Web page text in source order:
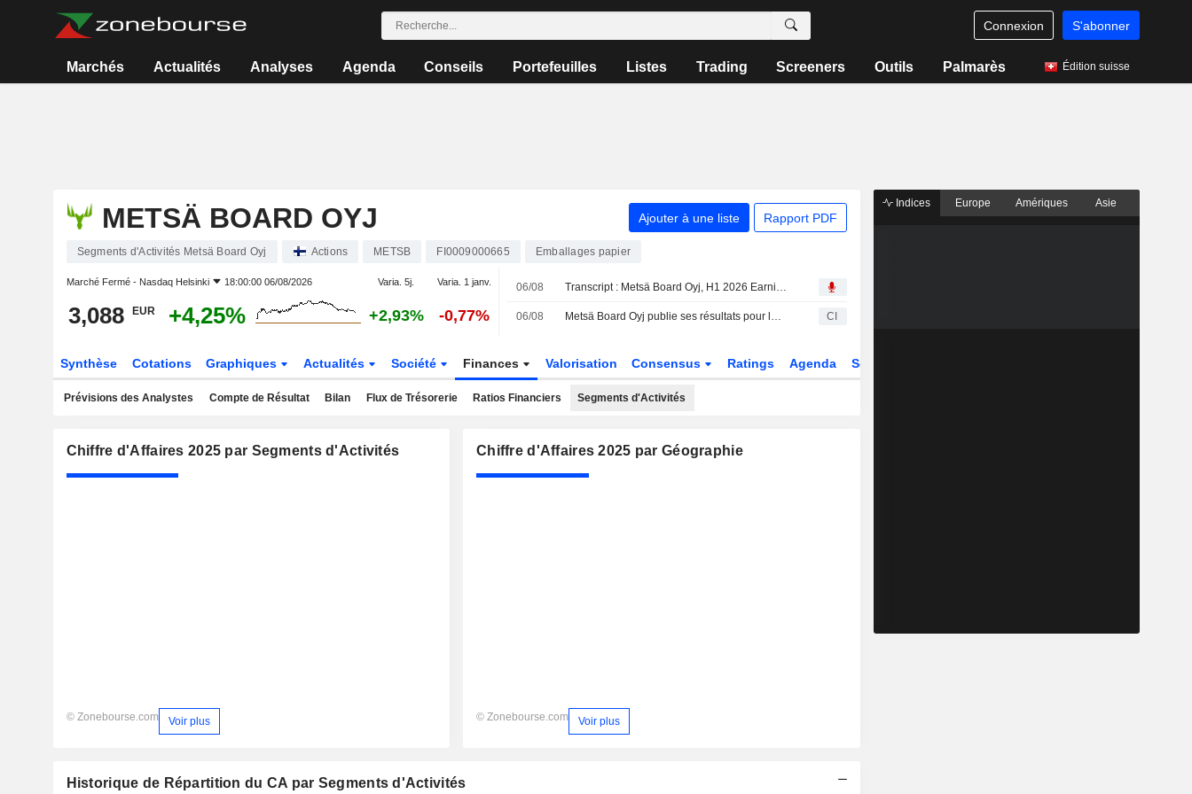
Connexion S'abonner
Marchés Actualités Analyses Agenda Conseils Portefeuilles Listes Trading Screeners Outils Palmarès Édition suisse
METSÄ BOARD OYJ Ajouter à une liste Rapport PDF
Segments d'Activités Metsä Board Oyj Actions METSB FI0009000665 Emballages papier
Marché Fermé - Nasdaq Helsinki 18:00:00 06/08/2026 Varia. 5j. Varia. 1 janv.
3,088 EUR +4,25% +2,93% -0,77%
06/08 Transcript : Metsä Board Oyj, H1 2026 Earnings Call, Aug 06, 2026
06/08 Metsä Board Oyj publie ses résultats pour le deuxième trimestre et le premier semestre clos le 30 juin 2026 CI
Synthèse Cotations Graphiques Actualités Société Finances Valorisation Consensus Ratings Agenda Secteur
Prévisions des Analystes Compte de Résultat Bilan Flux de Trésorerie Ratios Financiers Segments d'Activités
Chiffre d'Affaires 2025 par Segments d'Activités
© Zonebourse.com Voir plus
Chiffre d'Affaires 2025 par Géographie
© Zonebourse.com Voir plus
Historique de Répartition du CA par Segments d'Activités
Indices Europe Amériques Asie